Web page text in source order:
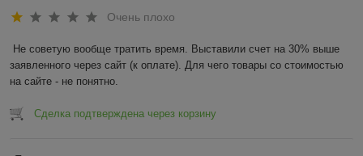
Очень плохо
Не советую вообще тратить время. Выставили счет на 30% выше
заявленного через сайт (к оплате). Для чего товары со стоимостью
на сайте - не понятно.
Сделка подтверждена через корзину